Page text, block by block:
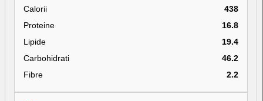
Calorii
438
Proteine
16.8
Lipide
19.4
Carbohidrati
46.2
Fibre
2.2